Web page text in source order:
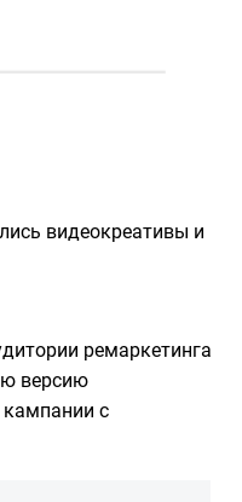
видеокреативы и
ремаркетинга
версию
с